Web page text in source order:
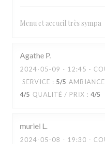
Menu et accueil très sympa
Agathe P
2024-05-09 - 12:45 -
SERVICE : 5/5 AMBIANCE
4/5 QUALITÉ / PRIX : 4/5
muriel L
2024-05-08 - 19:30 -